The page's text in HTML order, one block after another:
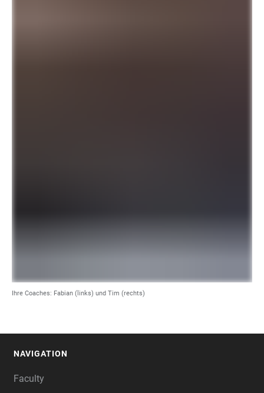
Ihre Coaches: Fabian (links) und Tim (rechts)
NAVIGATION
Faculty